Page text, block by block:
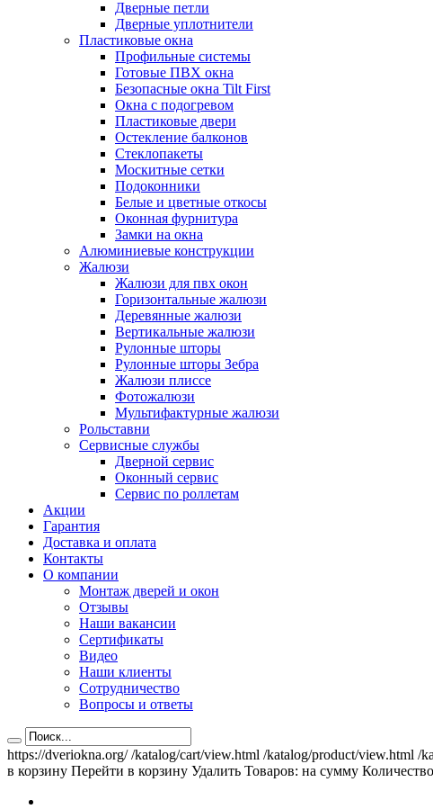
Дверные петли
Дверные уплотнители
Пластиковые окна
Профильные системы
Готовые ПВХ окна
Безопасные окна Tilt First
Окна с подогревом
Пластиковые двери
Остекление балконов
Стеклопакеты
Москитные сетки
Подоконники
Белые и цветные откосы
Оконная фурнитура
Замки на окна
Алюминиевые конструкции
Жалюзи
Жалюзи для пвх окон
Горизонтальные жалюзи
Деревянные жалюзи
Вертикальные жалюзи
Рулонные шторы
Рулонные шторы Зебра
Жалюзи плиссе
Фотожалюзи
Мультифактурные жалюзи
Рольставни
Сервисные службы
Дверной сервис
Оконный сервис
Сервис по роллетам
Акции
Гарантия
Доставка и оплата
Контакты
О компании
Монтаж дверей и окон
Отзывы
Наши вакансии
Сертификаты
Видео
Наши клиенты
Сотрудничество
Вопросы и ответы
https://dveriokna.org/ /katalog/cart/view.html /katalog/product/view.html /
в корзину Перейти в корзину Удалить Товаров: на сумму